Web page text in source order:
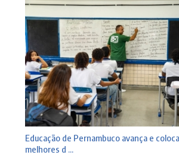
Educação de Pernambuco avança e
melhores d ...